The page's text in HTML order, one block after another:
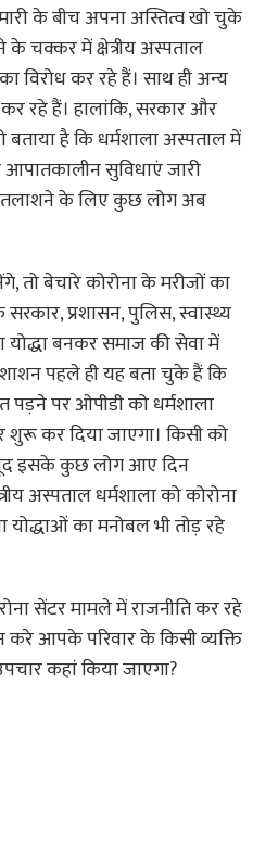
के बीच अपना अस्तित्व खो चुके
चक्कर में क्षेत्रीय अस्पताल
विरोध कर रहे हैं। साथ ही अन्य
रहे हैं। हालांकि, सरकार और
बताया है कि धर्मशाला अस्पताल में
सुविधाएं जारी
तलाशने के लिए कुछ लोग अब
तो बेचारे कोरोना के मरीजों का
प्रशासन, पुलिस, स्वास्थ्य
योद्धा बनकर समाज की सेवा में
पहले ही यह बता चुके हैं कि
पड़ने पर ओपीडी को धर्मशाला
शुरू कर दिया जाएगा। किसी को
इसके कुछ लोग आए दिन
अस्पताल धर्मशाला को कोरोना
योद्धाओं का मनोबल भी तोड़ रहे
सेंटर मामले में राजनीति कर रहे
करे आपके परिवार के किसी व्यक्ति
कहां किया जाएगा?